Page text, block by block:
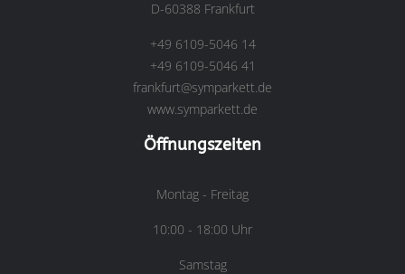
D-60388 Frankfurt
+49 6109-5046 14
+49 6109-5046 41
frankfurt@symparkett.de
www.symparkett.de
Öffnungszeiten
Montag - Freitag
10:00 - 18:00 Uhr
Samstag